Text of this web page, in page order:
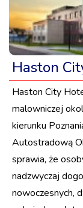
Haston
Haston City
malowniczej
kierunku
Autostradową
sprawia, że
nadzwyczaj
nowoczesnych,